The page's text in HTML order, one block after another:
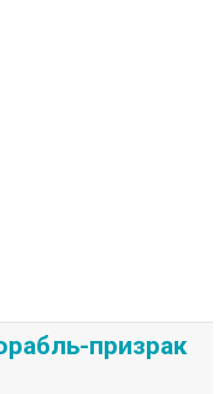
призрак